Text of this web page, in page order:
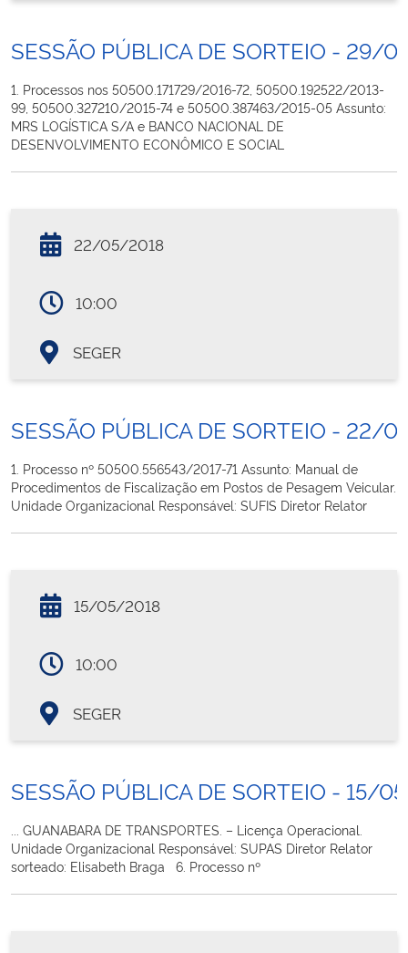
SESSÃO PÚBLICA DE SORTEIO - 29/
1. Processos nos 50500.171729/2016-72, 50500.192522/2013-
99, 50500.327210/2015-74 e 50500.387463/2015-05 Assunto:
MRS LOGÍSTICA S/A e BANCO NACIONAL DE
DESENVOLVIMENTO ECONÔMICO E SOCIAL
22/05/2018
10:00
SEGER
SESSÃO PÚBLICA DE SORTEIO - 22/
1. Processo nº 50500.556543/2017-71 Assunto: Manual de
Procedimentos de Fiscalização em Postos de Pesagem Veicular.
Unidade Organizacional Responsável: SUFIS Diretor Relator
15/05/2018
10:00
SEGER
SESSÃO PÚBLICA DE SORTEIO - 15/
... GUANABARA DE TRANSPORTES. – Licença Operacional.
Unidade Organizacional Responsável: SUPAS Diretor Relator
sorteado: Elisabeth Braga 6. Processo nº